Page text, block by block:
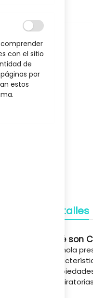
Detalles
Qué son
Juanola
Ml
con el sitio
de
por
estos